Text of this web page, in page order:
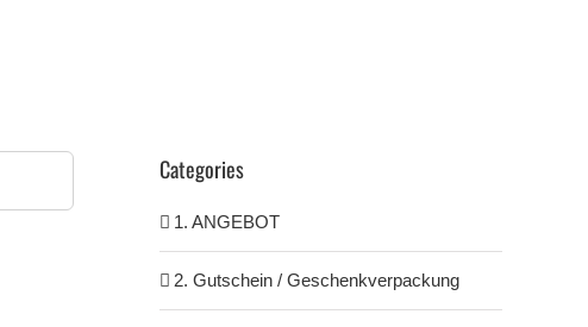
Categories
1. ANGEBOT
2. Gutschein / Geschenkverpackung